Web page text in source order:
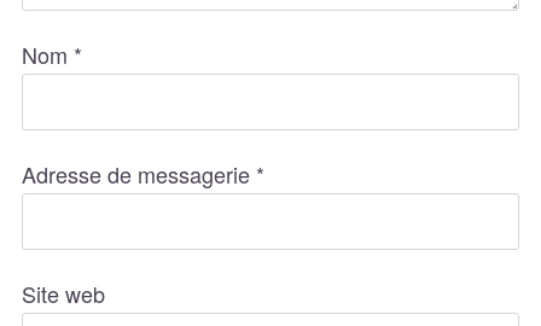
Nom *
Adresse de messagerie *
Site web